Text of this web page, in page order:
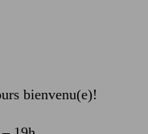
bienvenu(e)!